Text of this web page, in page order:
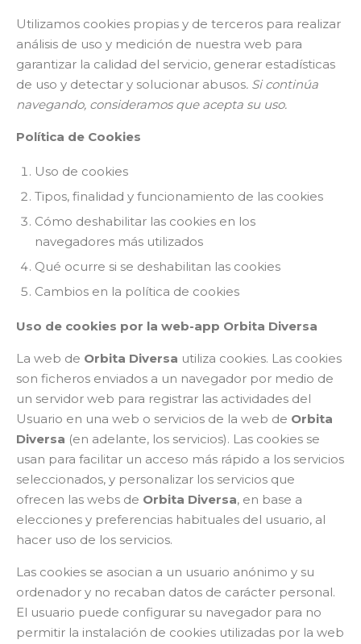
Utilizamos cookies propias y de terceros para realizar
análisis de uso y medición de nuestra web para
garantizar la calidad del servicio, generar estadísticas
de uso y detectar y solucionar abusos. Si continúa
navegando, consideramos que acepta su uso.
Política de Cookies
Uso de cookies
Tipos, finalidad y funcionamiento de las cookies
Cómo deshabilitar las cookies en los
navegadores más utilizados
Qué ocurre si se deshabilitan las cookies
Cambios en la política de cookies
Uso de cookies por la web-app Orbita Diversa
La web de Orbita Diversa utiliza cookies. Las cookies
son ficheros enviados a un navegador por medio de
un servidor web para registrar las actividades del
Usuario en una web o servicios de la web de Orbita
Diversa (en adelante, los servicios). Las cookies se
usan para facilitar un acceso más rápido a los servicios
seleccionados, y personalizar los servicios que
ofrecen las webs de Orbita Diversa, en base a
elecciones y preferencias habituales del usuario, al
hacer uso de los servicios.
Las cookies se asocian a un usuario anónimo y su
ordenador y no recaban datos de carácter personal.
El usuario puede configurar su navegador para no
permitir la instalación de cookies utilizadas por la web